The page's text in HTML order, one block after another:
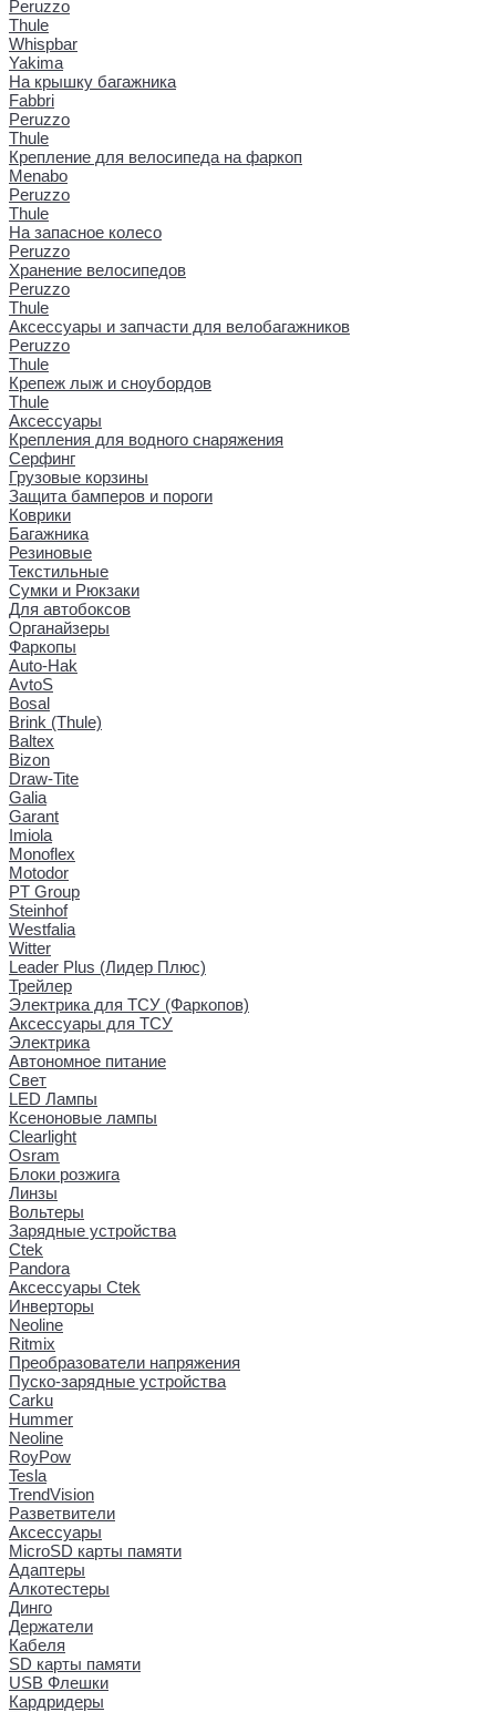
Peruzzo
Thule
Whispbar
Yakima
На крышку багажника
Fabbri
Peruzzo
Thule
Крепление для велосипеда на фаркоп
Menabo
Peruzzo
Thule
На запасное колесо
Peruzzo
Хранение велосипедов
Peruzzo
Thule
Аксессуары и запчасти для велобагажников
Peruzzo
Thule
Крепеж лыж и сноубордов
Thule
Аксессуары
Крепления для водного снаряжения
Серфинг
Грузовые корзины
Защита бамперов и пороги
Коврики
Багажника
Резиновые
Текстильные
Сумки и Рюкзаки
Для автобоксов
Органайзеры
Фаркопы
Auto-Hak
AvtoS
Bosal
Brink (Thule)
Baltex
Bizon
Draw-Tite
Galia
Garant
Imiola
Monoflex
Motodor
PT Group
Steinhof
Westfalia
Witter
Leader Plus (Лидер Плюс)
Трейлер
Электрика для ТСУ (Фаркопов)
Аксессуары для ТСУ
Электрика
Автономное питание
Свет
LED Лампы
Ксеноновые лампы
Clearlight
Osram
Блоки розжига
Линзы
Вольтеры
Зарядные устройства
Ctek
Pandora
Аксессуары Ctek
Инверторы
Neoline
Ritmix
Преобразователи напряжения
Пуско-зарядные устройства
Carku
Hummer
Neoline
RoyPow
Tesla
TrendVision
Разветвители
Аксессуары
MicroSD карты памяти
Адаптеры
Алкотестеры
Динго
Держатели
Кабеля
SD карты памяти
USB Флешки
Кардридеры